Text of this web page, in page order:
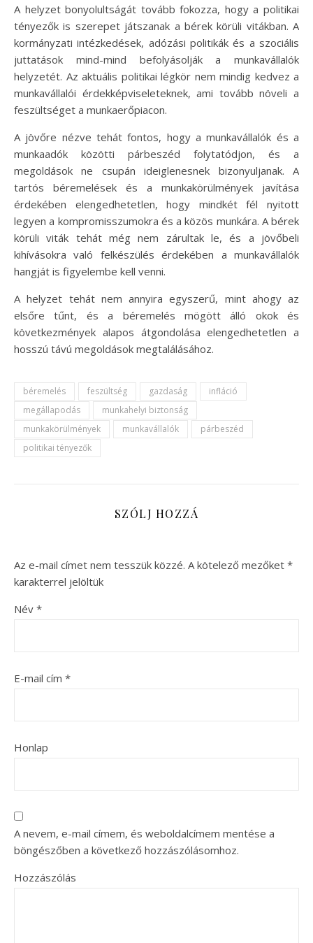
A helyzet bonyolultságát tovább fokozza, hogy a politikai
tényezők is szerepet játszanak a bérek körüli vitákban. A
kormányzati intézkedések, adózási politikák és a szociális
juttatások mind-mind befolyásolják a munkavállalók
helyzetét. Az aktuális politikai légkör nem mindig kedvez a
munkavállalói érdekképviseleteknek, ami tovább növeli a
feszültséget a munkaerőpiacon.
A jövőre nézve tehát fontos, hogy a munkavállalók és a
munkaadók közötti párbeszéd folytatódjon, és a
megoldások ne csupán ideiglenesnek bizonyuljanak. A
tartós béremelések és a munkakörülmények javítása
érdekében elengedhetetlen, hogy mindkét fél nyitott
legyen a kompromisszumokra és a közös munkára. A bérek
körüli viták tehát még nem zárultak le, és a jövőbeli
kihívásokra való felkészülés érdekében a munkavállalók
hangját is figyelembe kell venni.
A helyzet tehát nem annyira egyszerű, mint ahogy az
elsőre tűnt, és a béremelés mögött álló okok és
következmények alapos átgondolása elengedhetetlen a
hosszú távú megoldások megtalálásához.
béremelés feszültség gazdaság
infláció
megállapodás
munkahelyi biztonság
munkakörülmények
munkavállalók
párbeszéd
politikai tényezők
SZÓLJ HOZZÁ
Az e-mail címet nem tesszük közzé. A kötelező mezőket *
karakterrel jelöltük
Név *
E-mail cím *
Honlap
A nevem, e-mail címem, és weboldalcímem mentése a
böngészőben a következő hozzászólásomhoz.
Hozzászólás